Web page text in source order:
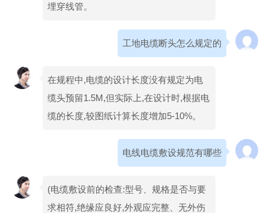
埋穿线管。
工地电缆断头怎么规定的
在规程中,电缆的设计长度没有规定为电
缆头预留1.5M,但实际上,在设计时,根据电
缆的长度,较图纸计算长度增加5-10%。
电线电缆敷设规范有哪些
(电缆敷设前的检查:型号、规格是否与要
求相符,绝缘应良好,外观应完整、无外伤